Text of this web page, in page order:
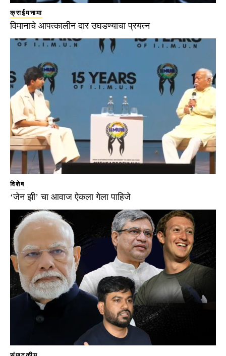
क्राईमनामा
विमानाचे आपत्कालीन दार उघडण्याचा प्रयत्न
विशेष
‘जेन झी’ चा आवाज ऐकला गेला पाहिजे